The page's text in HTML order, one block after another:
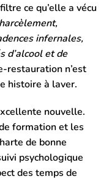
ce qu’elle a vécu
harcèlement,
infernales,
d’alcool et de
restauration n’est
histoire à laver.
nouvelle.
formation et les
de bonne
psychologique
des temps de